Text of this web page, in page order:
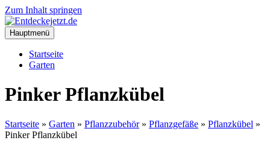
Zum Inhalt springen
Hauptmenü
Startseite
Garten
Pinker Pflanzkübel
Startseite » Garten » Pflanzzubehör» Pflanzgefäße » Pflanzkübel »
Pinker Pflanzkübel